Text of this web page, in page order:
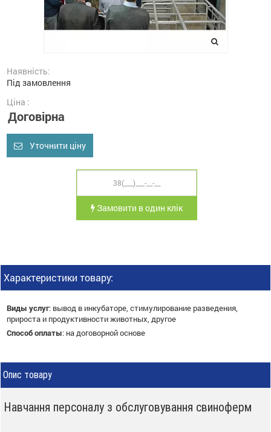
Наявність:
Під замовлення
Ціна :
Договірна
Уточнити ціну
Замовити в один клік
Характеристики товару:
Виды услуг: вывод в инкубаторе, стимулирование разведения,
прироста и продуктивности животных, другое
Способ оплаты: на договорной основе
Опис товару
Навчання персоналу з обслуговування свиноферм